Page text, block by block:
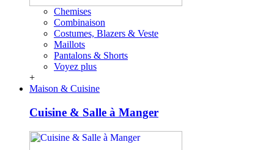
Chemises
Combinaison
Costumes, Blazers & Veste
Maillots
Pantalons & Shorts
Voyez plus
+
Maison & Cuisine
Cuisine & Salle à Manger